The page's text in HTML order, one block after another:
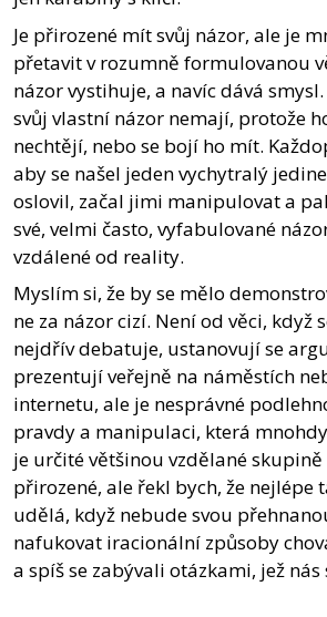
Je přirozené mít svůj názor, ale je
přetavit v rozumně formulovanou
názor vystihuje, a navíc dává
svůj vlastní názor nemají, protože
nechtějí, nebo se bojí ho mít.
aby se našel jeden vychytralý
oslovil, začal jimi manipulovat a
své, velmi často, vyfabulované
vzdálené od reality.
Myslím si, že by se mělo
ne za názor cizí. Není od věci, když
nejdřív debatuje, ustanovují se
prezentují veřejně na náměstích
internetu, ale je nesprávné
pravdy a manipulaci, která
je určité většinou vzdělané
přirozené, ale řekl bych, že nejlépe
udělá, když nebude svou
nafukovat iracionální způsoby
a spíš se zabývali otázkami, jež